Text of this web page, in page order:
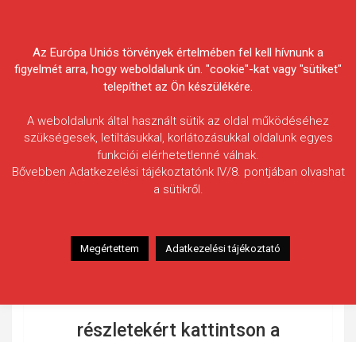
Egyesületek Szövetsége
ELŐZŐ OLDAL
2022. évi fogási
részletekért kattintson a
Az Európa Uniós törvények értelmében fel kell hívnunk a
figyelmét arra, hogy weboldalunk ún. "cookie"-kat vagy "sütiket"
telepíthet az Ön készülékére.
A weboldalunk által használt sütik az oldal működéséhez
szükségesek, letiltásukkal, korlátozásukkal oldalunk egyes
funkciói elérhetetlenné válnak.
Bővebben Adatkezelési tájékoztatónk IV/8. pontjában olvashat
a sütikről.
Megértettem Adatkezelési tájékoztató